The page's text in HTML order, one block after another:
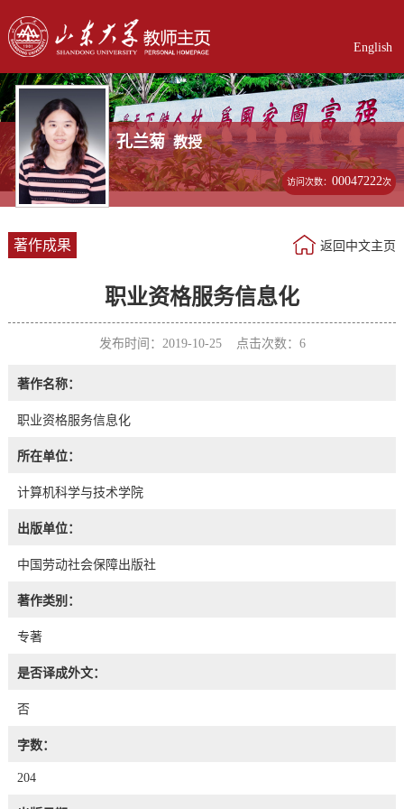
English
孔兰菊 教授
访问次数：00047222次
著作成果 返回中文主页
职业资格服务信息化
发布时间：2019-10-25 点击次数： 6
著作名称：
职业资格服务信息化
所在单位：
计算机科学与技术学院
出版单位：
中国劳动社会保障出版社
著作类别：
专著
是否译成外文：
否
字数：
204